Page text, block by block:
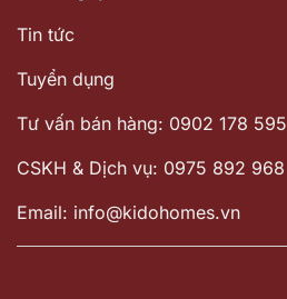
Tin tức
Tuyển dụng
Tư vấn bán hàng: 0902 178 595
CSKH & Dịch vụ: 0975 892 968
Email: info@kidohomes.vn